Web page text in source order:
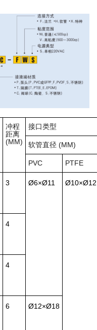
冲程
距离
(MM)
接口类型
软管直径 (MM)
PVC PTFE
3 Ø6×Ø11 Ø10×Ø12
4
4
6 Ø12×Ø18